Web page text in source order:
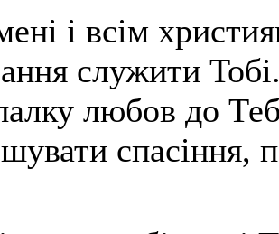
і всім
служити
любов до
спасіння,